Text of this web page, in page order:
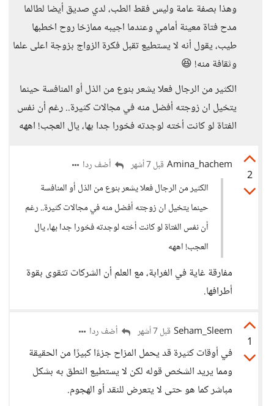
وهذا بصفة عامة وليس فقط الطب، لدي صديق أيضا لطالما
مدح فتاة معينة أمامي وعندما اجيبه ممازخا روح اخطبها
طيب، يقول أنه لا يستطيع تقبل فكرة الزواج بزوجة اعلى علما
وثقافة منه! 😆
الكثير من الرجال فعلا يشعر بنوع من الذل أو المنافسة حينما
يتخيل ان زوجته أفضل منه في مجالات كثيرة.. رغم أن نفس
الفتاة لو كانت أخته لوجدته فخورا جدا بها، يال العجب! اههه
2
Amina_hachem قبل 7 أشهر
أضف ردا
الكثير من الرجال فعلا يشعر بنوع من الذل أو المنافسة
حينما يتخيل ان زوجته أفضل منه في مجالات كثيرة.. رغم
أن نفس الفتاة لو كانت أخته لوجدته فخورا جدا بها، يال
العجب! اههه
مفارقة غاية في الغرابة، مع العلم أن الشركات تتقوى بقوة
أطرافها.
1
Seham_Sleem قبل 7 أشهر أضف ردا
في أوقات كثيرة قد يحمل المزاح جزءًا كبيرًا من الحقيقة
ومما يريد الشخص قوله لكن لا يستطيع النطق به بشكل
مباشر كما هو حتى لا يتعرض للنقد أو الهجوم.